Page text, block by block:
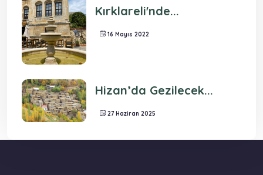
Kırklareli'nde...
16 Mayıs 2022
Hizan’da Gezilecek...
27 Haziran 2025